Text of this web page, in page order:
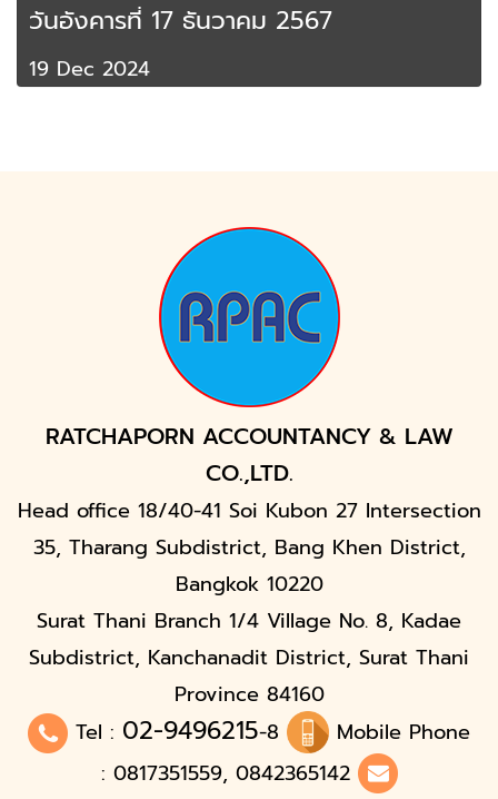
วันอังคารที่ 17 ธันวาคม 2567
19 Dec 2024
RATCHAPORN ACCOUNTANCY & LAW
CO.,LTD.
Head office 18/40-41 Soi Kubon 27 Intersection
35, Tharang Subdistrict, Bang Khen District,
Bangkok 10220
Surat Thani Branch 1/4 Village No. 8, Kadae
Subdistrict, Kanchanadit District, Surat Thani
Province 84160
Tel : 02-9496215-8
Mobile Phone
: 0817351559, 0842365142